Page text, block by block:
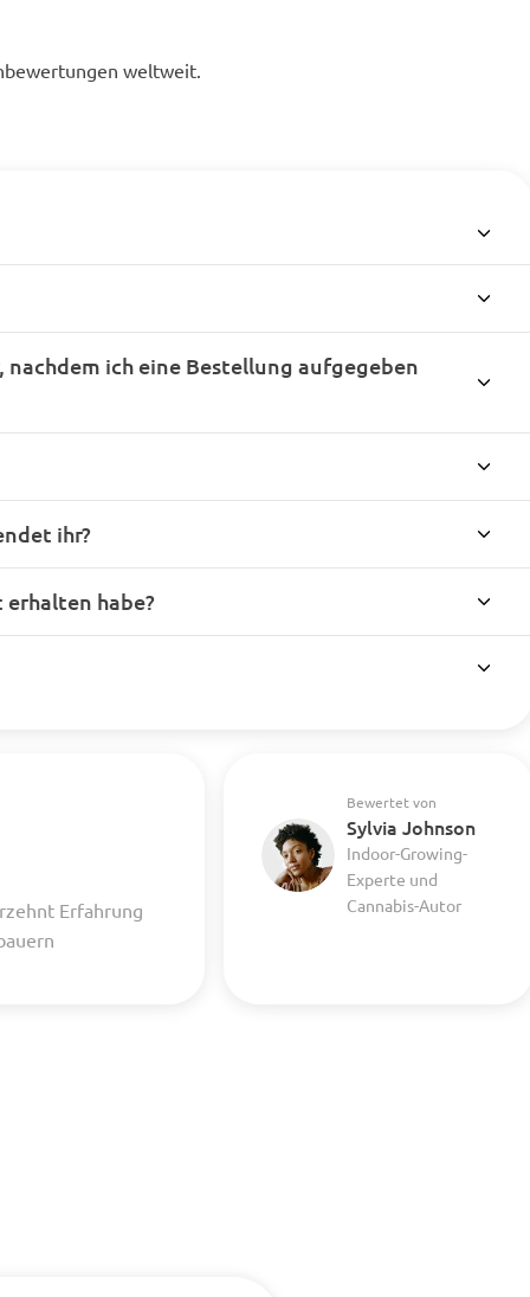
weltweit.
ich eine Bestellung aufgegeben
ihr?
habe?
Erfahrung
Bewertet von
Sylvia Johnson
Indoor-Growing-
Experte und
Cannabis-Autor